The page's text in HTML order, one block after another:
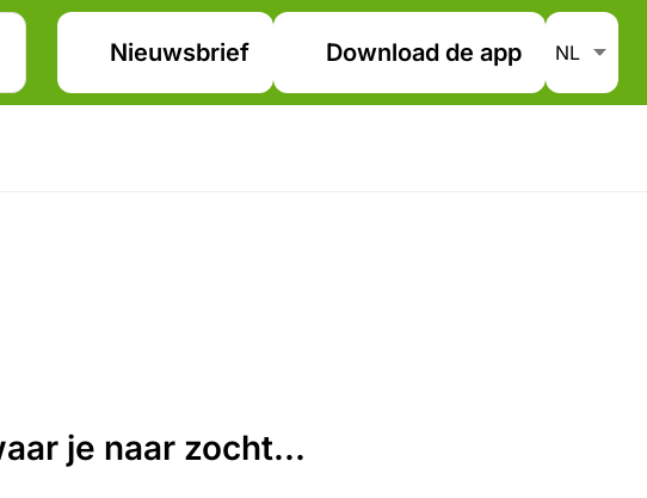
Nieuwsbrief Download de app
je naar zocht...